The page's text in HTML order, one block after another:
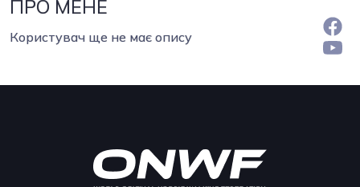
ПРО МЕНЕ
Користувач ще не має опису